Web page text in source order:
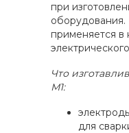
при
применяется в
Что
М1:
для